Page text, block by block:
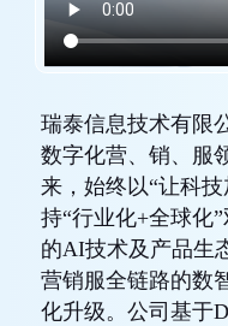
瑞泰信息技术有限
数字化营、销、服
来，始终以“让科
持“行业化+全球化
的AI技术及产品生
营销服全链路的数
化升级。公司基于